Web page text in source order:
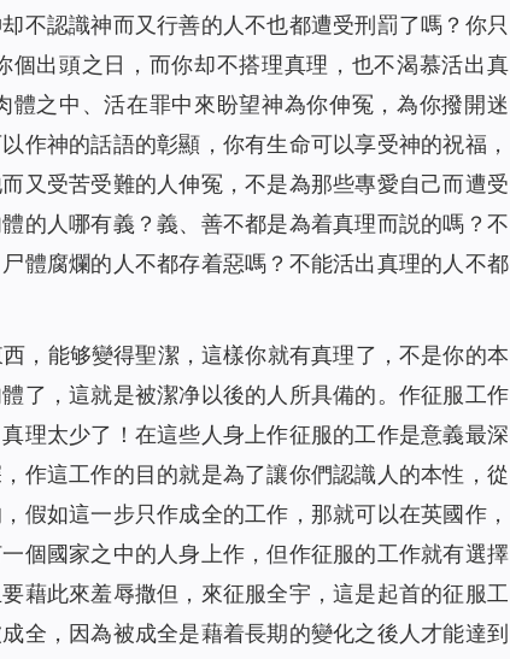
不認識神而又行善的人不也都遭受刑罰了嗎？你只
出頭之日，而你却不搭理真理，也不渴慕活出真
之中、活在罪中來盼望神為你伸冤，為你撥開迷
作神的話語的彰顯，你有生命可以享受神的祝福，
又受苦受難的人伸冤，不是為那些專愛自己而遭受
的人哪有義？義、善不都是為着真理而説的嗎？不
體腐爛的人不都存着惡嗎？不能活出真理的人不都
，能够變得聖潔，這樣你就有真理了，不是你的本
了，這就是被潔净以後的人所具備的。作征服工作
理太少了！在這些人身上作征服的工作是意義最深
作這工作的目的就是為了讓你們認識人的本性，從
假如這一步只作成全的工作，那就可以在英國作，
個國家之中的人身上作，但作征服的工作就有選擇
藉此來羞辱撒但，來征服全宇，這是起首的征服工
全，因為被成全是藉着長期的變化之後人才能達到